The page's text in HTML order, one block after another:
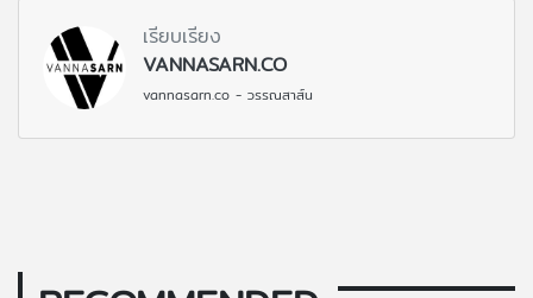
เรียบเรียง
VANNASARN.CO
vannasarn.co - วรรณสาส์น